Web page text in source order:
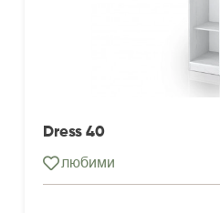
Dress 40
любими